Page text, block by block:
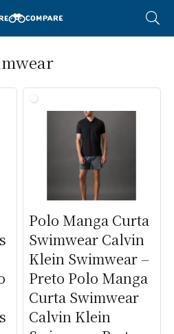
Polo Manga Curta
Swimwear Calvin
Klein Swimwear –
Preto Polo Manga
Curta Swimwear
Calvin Klein